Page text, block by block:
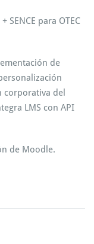
SENCE para OTEC
de
corporativa del
LMS con API
de Moodle.